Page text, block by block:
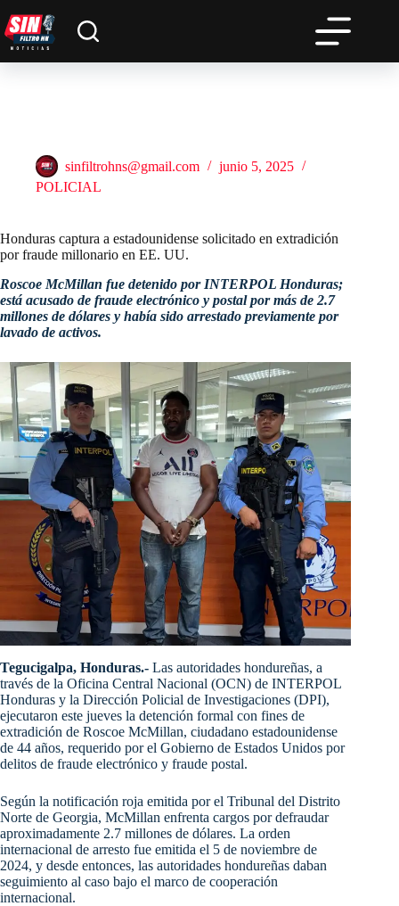
al
contenido
sinfiltrohns@gmail.com
junio 5, 2025
POLICIAL
Honduras captura a estadounidense solicitado en extradición
por fraude millonario en EE. UU.
Roscoe McMillan fue detenido por INTERPOL Honduras;
está acusado de fraude electrónico y postal por más de 2.7
millones de dólares y había sido arrestado previamente por
lavado de activos.
Tegucigalpa, Honduras.- Las autoridades hondureñas, a
través de la Oficina Central Nacional (OCN) de INTERPOL
Honduras y la Dirección Policial de Investigaciones (DPI),
ejecutaron este jueves la detención formal con fines de
extradición de Roscoe McMillan, ciudadano estadounidense
de 44 años, requerido por el Gobierno de Estados Unidos por
delitos de fraude electrónico y fraude postal.
Según la notificación roja emitida por el Tribunal del Distrito
Norte de Georgia, McMillan enfrenta cargos por defraudar
aproximadamente 2.7 millones de dólares. La orden
internacional de arresto fue emitida el 5 de noviembre de
2024, y desde entonces, las autoridades hondureñas daban
seguimiento al caso bajo el marco de cooperación
internacional.